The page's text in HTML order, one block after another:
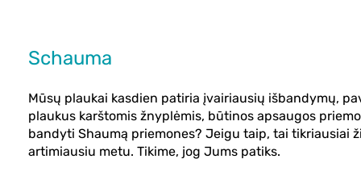
Schauma
Mūsų plaukai kasdien patiria įvairiausių išbandymų,
plaukus karštomis žnyplėmis, būtinos apsaugos
bandyti Shaumą priemones? Jeigu taip, tai tikriausiai
artimiausiu metu. Tikime, jog Jums patiks.